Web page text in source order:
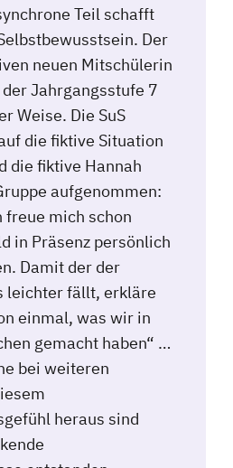
Teil schafft
Der
neuen Mitschülerin
Jahrgangsstufe 7
Weise. Die SuS
die fiktive Situation
die fiktive Hannah
aufgenommen:
freue mich schon
in Präsenz persönlich
Damit der der
leichter fällt, erkläre
einmal, was wir in
gemacht haben“ …
bei weiteren
heraus sind